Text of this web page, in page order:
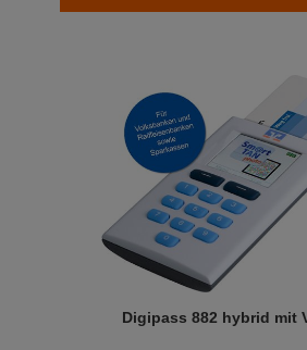
Digipass 882 hybrid mit